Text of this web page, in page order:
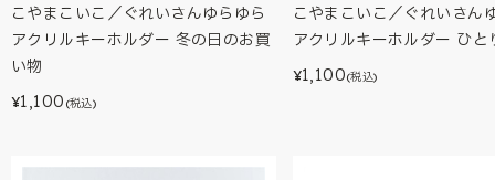
こやまこいこ／ぐれいさんゆらゆら
アクリルキーホルダー 冬の日のお買
い物
¥1,100 (税込)
こやまこいこ／ぐれいさん
アクリルキーホルダー ひと
¥1,100(税込)